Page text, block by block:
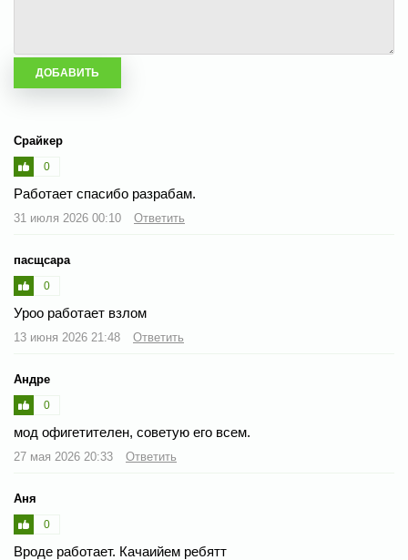
Срайкер
0
Работает спасибо разрабам.
31 июля 2026 00:10 Ответить
пасщсара
0
Уроо работает взлом
13 июня 2026 21:48 Ответить
Андре
0
мод офигетителен, советую его всем.
27 мая 2026 20:33 Ответить
Аня
0
Вроде работает. Качаийем ребятт